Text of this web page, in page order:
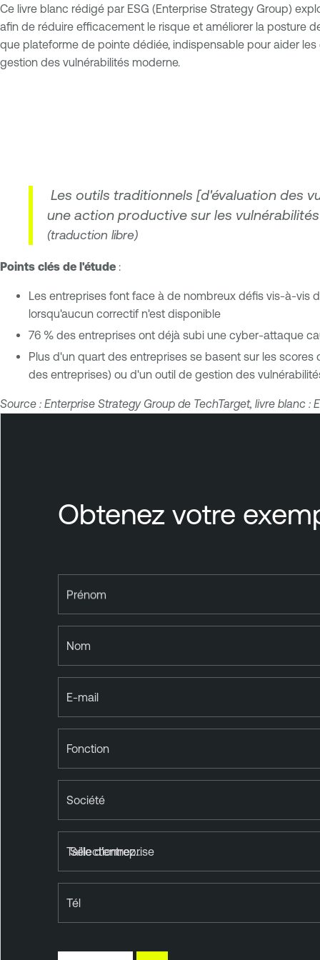
Ce livre blanc rédigé par ESG (Enterprise Strategy Group)
afin de réduire efficacement le risque et améliorer la posture
que plateforme de pointe dédiée, indispensable pour aider
gestion des vulnérabilités moderne.
Les outils traditionnels [d'évaluation des
une action productive sur les
(traduction libre)
Points clés de l'étude :
Les entreprises font face à de nombreux défis vis-à-vis
lorsqu'aucun correctif n'est disponible
76 % des entreprises ont déjà subi une cyber-attaque
Plus d'un quart des entreprises se basent sur les
des entreprises) ou d'un outil de gestion des
Source : Enterprise Strategy Group de TechTarget, livre blanc
Obtenez votre
Prénom
Nom
E-mail
Fonction
Société
Taille d'entreprise
Tél